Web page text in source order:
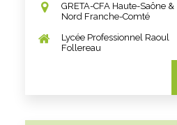
GRETA-CFA Haute-Saône &
Nord Franche-Comté
Lycée Professionnel Raoul
Follereau